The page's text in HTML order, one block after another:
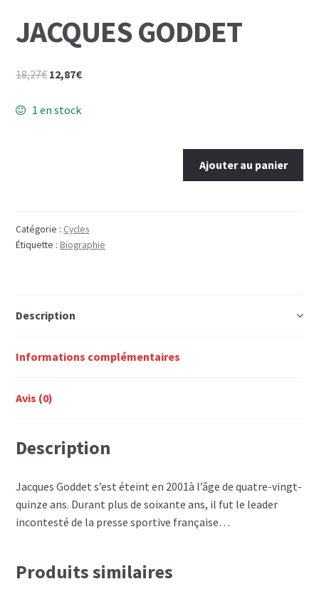
JACQUES GODDET
18,27€ Le
initial
12,87€Le
1 en stock
Ajouter au panier
Catégorie : Cycles
Étiquette :Biographie
Description
Informations complémentaires
Avis (0)
Description
Jacques Goddet s’est éteint en 2001à l’âge de quatre-vingt-
quinze ans. Durant plus de soixante ans, il fut le leader
incontesté de la presse sportive française…
Produits similaires